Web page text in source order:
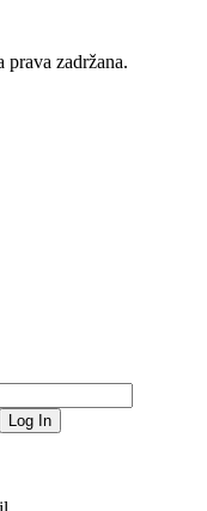
zadržana.
Log In